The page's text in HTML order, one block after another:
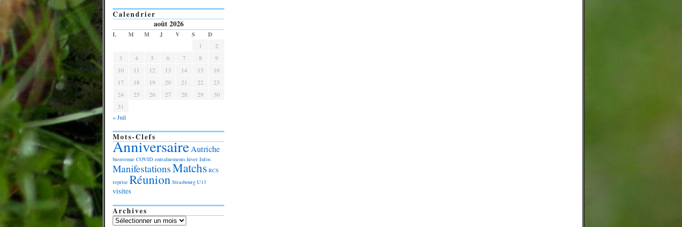
Calendrier
août 2026
L M M J V S
D
1
2
3
4 5 6 7 8
9
10
11 12 13 14 15
16
17
18 19 20 21 22
23
24
25 26 27 28 29
30
31
« Juil
Mots-Clefs
AnniversaireAutriche
bienvenue COVID entraînements hiver Infos
ManifestationsMatchs RCS
reprise Réunion Strasbourg U13
visites
Archives